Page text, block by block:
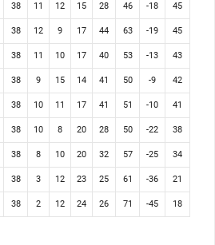
38 11 12 15 28 46 -18 45
38 12 9 17 44 63 -19 45
38 11 10 17 40 53 -13 43
38 9 15 14 41 50 -9 42
38 10 11 17 41 51 -10 41
38 10 8 20 28 50 -22 38
38 8 10 20 32 57 -25 34
38 3 12 23 25 61 -36 21
38 2 12 24 26 71 -45 18